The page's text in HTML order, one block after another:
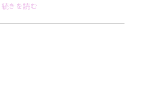
続きを読む